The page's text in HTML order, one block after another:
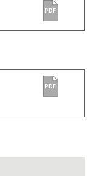
PDF
PDF